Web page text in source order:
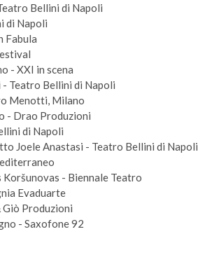
Bellini di Napoli
di Napoli
Fabula
- XXI in scena
- Teatro Bellini di Napoli
Menotti, Milano
- Drao Produzioni
di Napoli
Joele Anastasi - Teatro Bellini di Napoli
- Biennale Teatro
Evaduarte
Giò Produzioni
- Saxofone 92